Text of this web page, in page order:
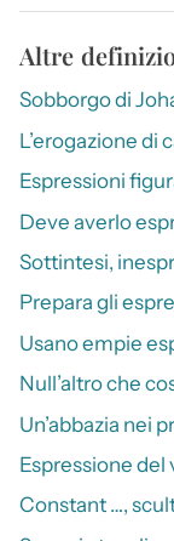
Altre
Sobborgo di
L’erogazione di
Espressioni
Deve averlo
Sottintesi,
Prepara gli
Usano empie
Null’altro che
Un’abbazia nei
Espressione del
Constant …,